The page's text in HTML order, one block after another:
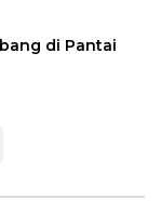
di Pantai